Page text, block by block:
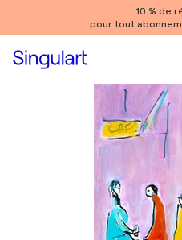
10 % de
pour tout